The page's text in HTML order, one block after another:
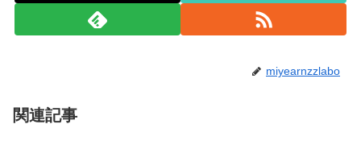
miyearnzzlabo
関連記事